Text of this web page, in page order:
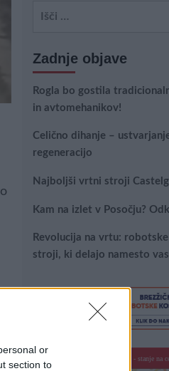
or
section to
Zadnje objave
Rogla bo gostila
in avtomehanikov!
Celično dihanje –
regeneracijo
Najboljši vrtni stroji
Kam na izlet v Posočju?
Revolucija na vrtu:
stroji, ki delajo namesto vas
SLO - stanje na